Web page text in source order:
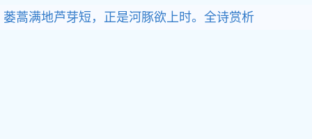
蒌蒿满地芦芽短，正是河豚欲上时。全诗赏析